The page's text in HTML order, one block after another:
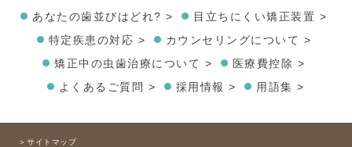
あなたの歯並びはどれ? >
目立ちにくい矯正装置 >
特定疾患の対応 >
カウンセリングについて >
矯正中の虫歯治療について >
医療費控除 >
よくあるご質問 >
採用情報 > 用語集 >
＞サイトマップ